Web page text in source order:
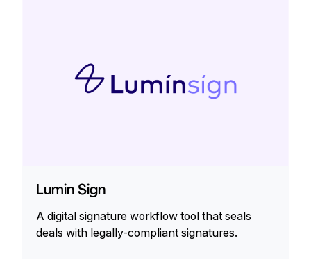
Lumin Sign
A digital signature workflow tool that seals
deals with legally-compliant signatures.